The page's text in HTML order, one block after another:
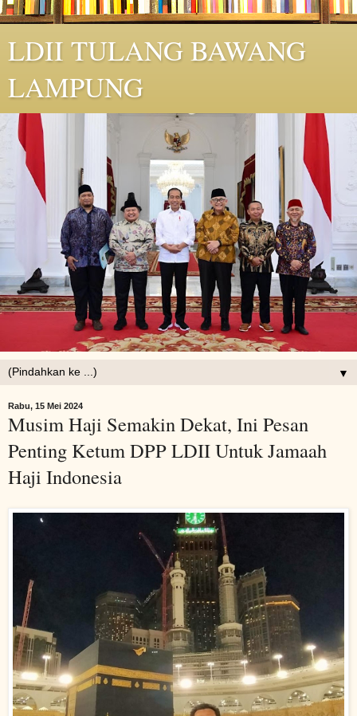
LDII TULANG BAWANG
LAMPUNG
▼
Rabu, 15 Mei 2024
Musim Haji Semakin Dekat, Ini Pesan
Penting Ketum DPP LDII Untuk Jamaah
Haji Indonesia